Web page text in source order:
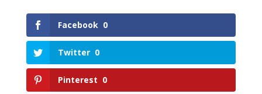
Facebook 0
Twitter 0
Pinterest 0